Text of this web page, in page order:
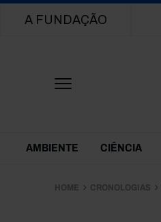
Main navigation
A FUNDAÇÃO
Themes Menu
AMBIENTE CIÊNCIA
HOME CRONOLOGIAS